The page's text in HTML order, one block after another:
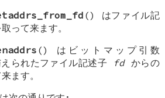
() はファイル記
って来ます。
() はビットマップ引数
られたファイル記述子 fdからの
ます。